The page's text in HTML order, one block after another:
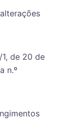
de 20 de
n.º